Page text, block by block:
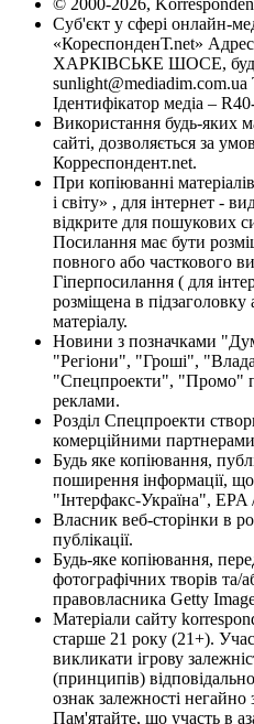
Суб'єкт у сфері онлайн-
«КореспонденТ.net»
ХАРКІВСЬКЕ ШОСЕ,
sunlight@mediadim.com.ua
Ідентифікатор медіа –
Використання будь-яких
сайті, дозволяється за
Корреспондент.net.
При копіюванні
і світу» , для інтернет -
відкрите для пошукових
Посилання має бути
повного або часткового
Гіперпосилання ( для
розміщена в
матеріалу.
Новини з позначками
"Регіони", "Гроші",
"Спецпроекти", "Промо"
реклами.
Розділ Спецпроекти
комерційними
Будь яке копіювання,
поширення інформації,
"Інтерфакс-Україна", EPA
Власник веб-сторінки в
публікації.
Будь-яке копіювання,
фотографічних творів та/
правовласника Getty
Матеріали сайту
старше 21 року (21+).
викликати ігрову
(принципів)
ознак залежності негайно
Пам'ятайте, що участь в